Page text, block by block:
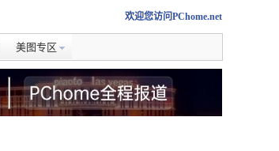
欢迎您访问PChome.net
美图专区